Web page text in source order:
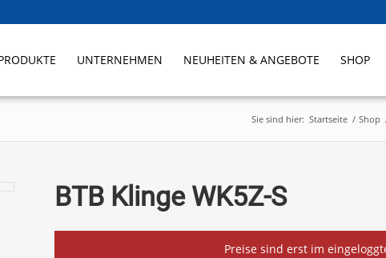
UNTERNEHMEN NEUHEITEN & ANGEBOTE SHOP
Sie sind hier: Startseite / Shop
BTB Klinge WK5Z-S
Preise sind erst im